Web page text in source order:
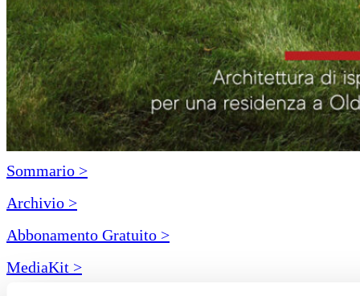
Sommario >
Archivio >
Abbonamento Gratuito >
MediaKit >